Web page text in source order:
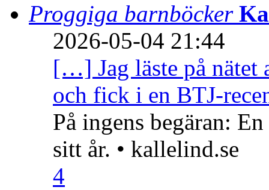
Proggiga barnböcker
2026-05-04 21:44
[…] Jag läste på nätet
och fick i en BTJ-
På ingens begäran:
sitt år. • kallelind.se
4